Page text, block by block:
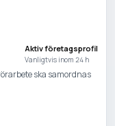
Aktiv företagsprofil
Vanligtvis inom 24 h
ska samordnas